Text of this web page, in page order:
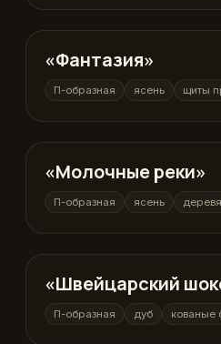
П-образная
«Фантазия»
П-образная ясень щиты
П-образная
«Молочные реки»
П-образная ясень
П-образная
«Швейцарский
П-образная дуб кованые